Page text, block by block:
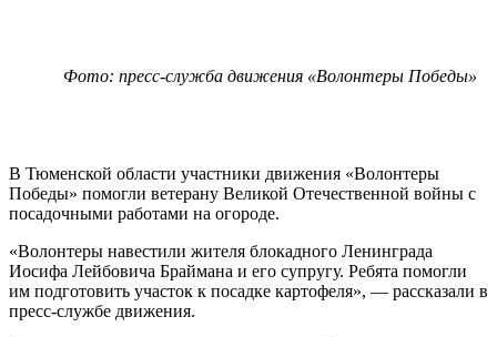
Фото: пресс-служба движения «Волонтеры Победы»
В Тюменской области участники движения «Волонтеры
Победы» помогли ветерану Великой Отечественной войны с
посадочными работами на огороде.
«Волонтеры навестили жителя блокадного Ленинграда
Иосифа Лейбовича Браймана и его супругу. Ребята помогли
им подготовить участок к посадке картофеля», — рассказали в
пресс-службе движения.